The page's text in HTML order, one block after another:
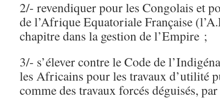
2/- revendiquer pour les Congolais et
de l’Afrique Equatoriale Française
chapitre dans la gestion de l’Empire ;
3/- s’élever contre le Code de
les Africains pour les travaux d’utilité
comme des travaux forcés déguisés,